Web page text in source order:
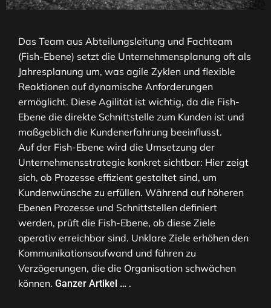
Das Team aus Abteilungsleitung und Fachteam
(Fish-Ebene) setzt die Unternehmensplanung oft als
Jahresplanung um, was agile Zyklen und flexible
Reaktionen auf dynamische Anforderungen
ermöglicht. Diese Agilität ist wichtig, da die Fish-
Ebene die direkte Schnittstelle zum Kunden ist und
maßgeblich die Kundenerfahrung beeinflusst.
Auf der Fish-Ebene wird die Umsetzung der
Unternehmensstrategie konkret sichtbar: Hier zeigt
sich, ob Prozesse effizient gestaltet sind, um
Kundenwünsche zu erfüllen. Während auf höheren
Ebenen Prozesse und Schnittstellen definiert
werden, prüft die Fish-Ebene, ob diese Ziele
operativ erreichbar sind. Unklare Ziele erhöhen den
Kommunikationsaufwand und führen zu
Verzögerungen, die die Organisation schwächen
können. Ganzer Artikel … .